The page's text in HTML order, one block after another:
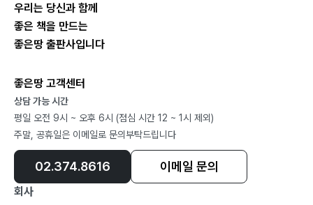
우리는 당신과 함께
좋은 책을 만드는
좋은땅 출판사입니다
좋은땅 고객센터
상담 가능 시간
평일 오전 9시 ~ 오후 6시 (점심 시간 12 ~ 1시 제외)
주말, 공휴일은 이메일로 문의부탁드립니다
02.374.8616 이메일 문의
회사